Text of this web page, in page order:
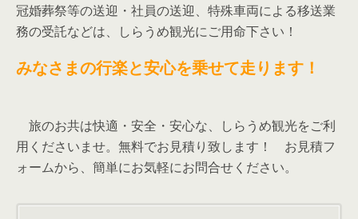
冠婚葬祭等の送迎・社員の送迎、特殊車両による移送業
務の受託などは、しらうめ観光にご用命下さい！
みなさまの行楽と安心を乗せて走ります！
旅のお共は快適・安全・安心な、しらうめ観光をご利
用くださいませ。無料でお見積り致します！ お見積フ
ォームから、簡単にお気軽にお問合せください。